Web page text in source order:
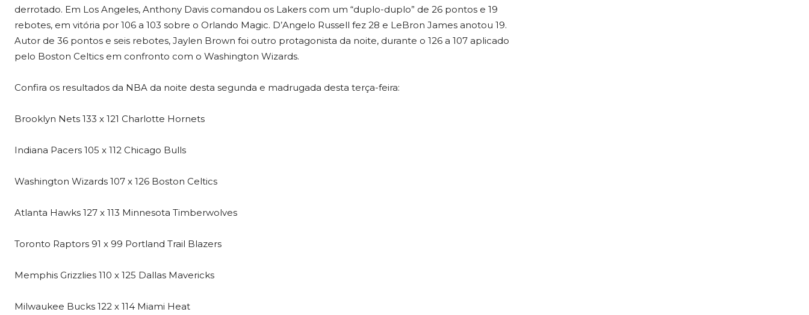
derrotado. Em Los Angeles, Anthony Davis comandou os Lakers com um “duplo-duplo” de 26 pontos e 19
rebotes, em vitória por 106 a 103 sobre o Orlando Magic. D’Angelo Russell fez 28 e LeBron James anotou 19.
Autor de 36 pontos e seis rebotes, Jaylen Brown foi outro protagonista da noite, durante o 126 a 107 aplicado
pelo Boston Celtics em confronto com o Washington Wizards.
Confira os resultados da NBA da noite desta segunda e madrugada desta terça-feira:
Brooklyn Nets 133 x 121 Charlotte Hornets
Indiana Pacers 105 x 112 Chicago Bulls
Washington Wizards 107 x 126 Boston Celtics
Atlanta Hawks 127 x 113 Minnesota Timberwolves
Toronto Raptors 91 x 99 Portland Trail Blazers
Memphis Grizzlies 110 x 125 Dallas Mavericks
Milwaukee Bucks 122 x 114 Miami Heat